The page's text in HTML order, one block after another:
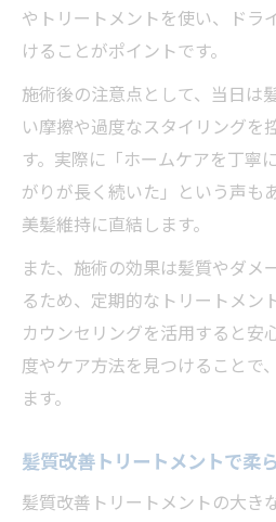
やトリートメントを使い、ドラ
けることがポイントです。
施術後の注意点として、当日は
い摩擦や過度なスタイリングを
す。実際に「ホームケアを丁寧
がりが長く続いた」という声も
美髪維持に直結します。
また、施術の効果は髪質やダメ
るため、定期的なトリートメン
カウンセリングを活用すると安
度やケア方法を見つけることで
ます。
髪質改善トリートメントで柔
髪質改善トリートメントの大き